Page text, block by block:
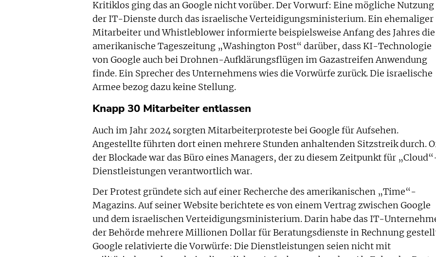
Kritiklos ging das an Google nicht vorüber. Der Vorwurf: Eine mögliche Nutzung
der IT-Dienste durch das israelische Verteidigungsministerium. Ein ehemaliger
Mitarbeiter und Whistleblower informierte beispielsweise Anfang des Jahres die
amerikanische Tageszeitung „Washington Post“ darüber, dass KI-Technologie
von Google auch bei Drohnen-Aufklärungsflügen im Gazastreifen Anwendung
finde. Ein Sprecher des Unternehmens wies die Vorwürfe zurück. Die israelische
Armee bezog dazu keine Stellung.
Knapp 30 Mitarbeiter entlassen
Auch im Jahr 2024 sorgten Mitarbeiterproteste bei Google für Aufsehen.
Angestellte führten dort einen mehrere Stunden anhaltenden Sitzstreik durch.
der Blockade war das Büro eines Managers, der zu diesem Zeitpunkt für
Dienstleistungen verantwortlich war.
Der Protest gründete sich auf einer Recherche des amerikanischen „Time“-
Magazins. Auf seiner Website berichtete es von einem Vertrag zwischen Google
und dem israelischen Verteidigungsministerium. Darin habe das IT-
der Behörde mehrere Millionen Dollar für Beratungsdienste in Rechnung
Google relativierte die Vorwürfe: Die Dienstleistungen seien nicht mit